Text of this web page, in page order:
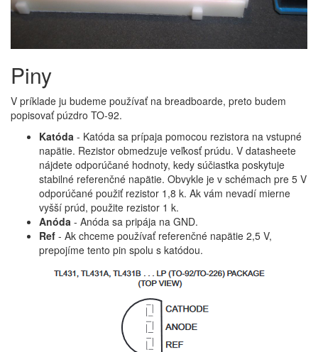
Piny
V príklade ju budeme používať na breadboarde, preto budem
popisovať púzdro TO-92.
Katóda - Katóda sa prípaja pomocou rezistora na vstupné
napätie. Rezistor obmedzuje veľkosť prúdu. V datasheete
nájdete odporúčané hodnoty, kedy súčiastka poskytuje
stabilné referenčné napätie. Obvykle je v schémach pre 5 V
odporúčané použiť rezistor 1,8 k. Ak vám nevadí mierne
vyšší prúd, použite rezistor 1 k.
Anóda - Anóda sa pripája na GND.
Ref - Ak chceme používať referenčné napätie 2,5 V,
prepojíme tento pin spolu s katódou.